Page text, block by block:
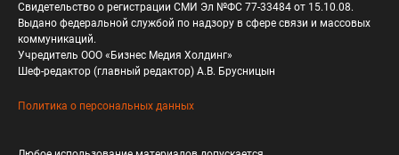
Свидетельство о регистрации СМИ Эл №ФС 77-33484 от 15.10.08.
Выдано федеральной службой по надзору в сфере связи и массовых
коммуникаций.
Учредитель ООО «Бизнес Медия Холдинг»
Шеф-редактор (главный редактор) А.В. Брусницын
Политика о персональных данных